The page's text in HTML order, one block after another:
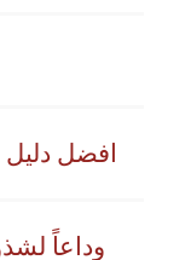
افضل دليل
وداعاً